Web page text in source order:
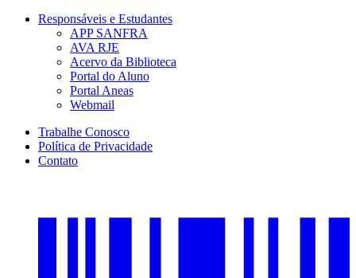
Responsáveis e Estudantes
APP SANFRA
AVA RJE
Acervo da Biblioteca
Portal do Aluno
Portal Aneas
Webmail
Trabalhe Conosco
Política de Privacidade
Contato